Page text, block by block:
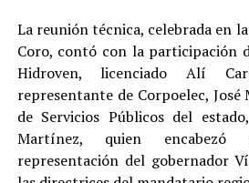
La reunión técnica, celebrada en
Coro, contó con la participación
Hidroven, licenciado Alí
representante de Corpoelec,
de Servicios Públicos del
Martínez, quien
representación del gobernador